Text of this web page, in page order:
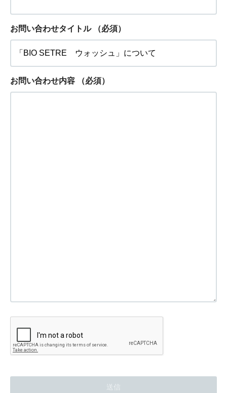
お問い合わせタイトル （必須）
お問い合わせ内容 （必須）